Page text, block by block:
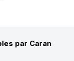
par Caran